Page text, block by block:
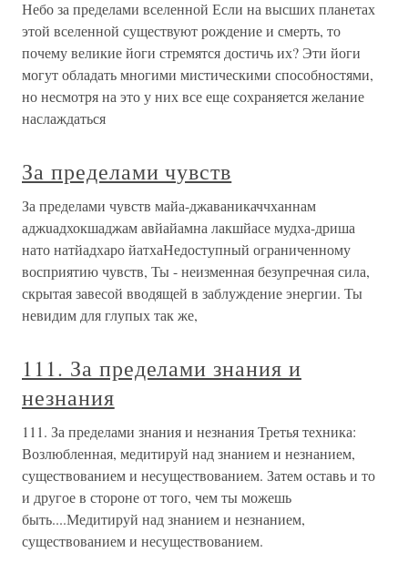
Небо за пределами вселенной Если на высших планетах
этой вселенной существуют рождение и смерть, то
почему великие йоги стремятся достичь их? Эти йоги
могут обладать многими мистическими способностями,
но несмотря на это у них все еще сохраняется желание
наслаждаться
За пределами чувств
За пределами чувств майа-джаваникаччханнам
аджuадхокшаджам авйайамна лакшйасе мудха-дриша
нато натйадхаро йатхаНедоступный ограниченному
восприятию чувств, Ты - неизменная безупречная сила,
скрытая завесой вводящей в заблуждение энергии. Ты
невидим для глупых так же,
111. За пределами знания и
незнания
111. За пределами знания и незнания Третья техника:
Возлюбленная, медитируй над знанием и незнанием,
существованием и несуществованием. Затем оставь и то
и другое в стороне от того, чем ты можешь
быть....Медитируй над знанием и незнанием,
существованием и несуществованием.